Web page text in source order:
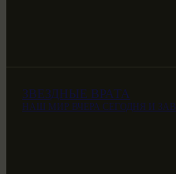
ЗВЕЗДНЫЕ ВРАТА
НАШ МИР ВЧЕРА СЕГОДНЯ И